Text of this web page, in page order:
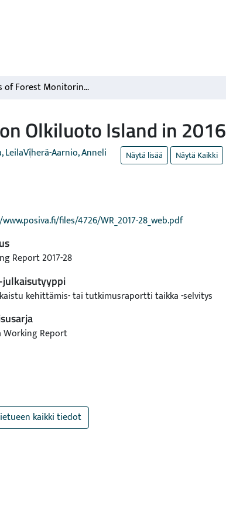
Results of Forest Monitoring on Olkiluoto Island in 2016
Olkiluoto Island in 2016
LeilaViherä-Aarnio, Anneli Näytä lisää Näytä Kaikki
files/4726/WR_2017-28_web.pdf
Report 2017-28
julkaisutyyppi
kehittämis- tai tutkimusraportti taikka -selvitys
Working Report
kaikki tiedot